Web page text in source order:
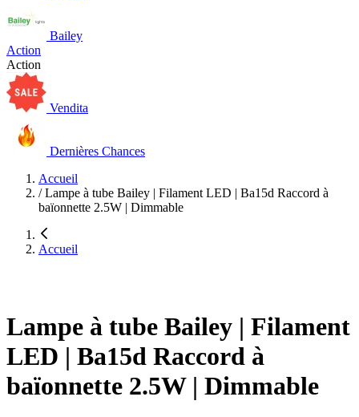
Bailey
Action
Action
Vendita
Dernières Chances
Accueil
/ Lampe à tube Bailey | Filament LED | Ba15d Raccord à
baïonnette 2.5W | Dimmable
Accueil
Lampe à tube Bailey | Filament
LED | Ba15d Raccord à
baïonnette 2.5W | Dimmable